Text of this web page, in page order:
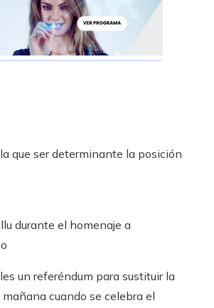
que ser determinante la posición
durante el homenaje a
un referéndum para sustituir la
cuando se celebra el